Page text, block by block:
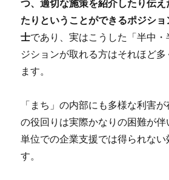
つ、適切な施策を紹介したり伝
たりということができるポジシ
士であり、実はこうした「半中
ジションが取れる方はそれほど
ます。
「まち」の内部にも多様な利害
の役回りは実際かなりの困難が
単位での企業支援では得られない
す。